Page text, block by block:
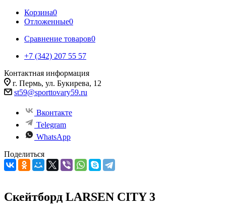
Корзина0
Отложенные0
Сравнение товаров0
+7 (342) 207 55 57
Контактная информация
г. Пермь, ул. Букирева, 12
st59@sporttovary59.ru
Вконтакте
Telegram
WhatsApp
Поделиться
Скейтборд LARSEN CITY 3